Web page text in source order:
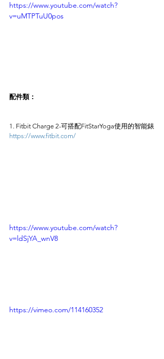
https://www.youtube.com/watch?
v=uMTPTuU0pos
配件類：
1. Fitbit Charge 2-可搭配FitStarYoga使用的智能錶
https://www.fitbit.com/
https://www.youtube.com/watch?
v=ldSjYA_wnV8
https://vimeo.com/114160352